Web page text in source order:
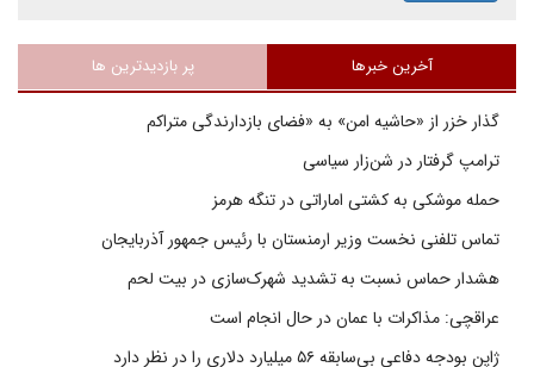
آخرین خبرها پر بازدیدترین ها
گذار خزر از «حاشیه امن» به «فضای بازدارندگی متراکم
ترامپ گرفتار در شن‌زار سیاسی
حمله موشکی به کشتی اماراتی در تنگه هرمز
تماس تلفنی نخست وزیر ارمنستان با رئیس جمهور آذربایجان
هشدار حماس نسبت به تشدید شهرک‌سازی در بیت‌ لحم
عراقچی: مذاکرات با عمان در حال انجام است
ژاپن بودجه دفاعی بی‌سابقه ۵۶ میلیارد دلاری را در نظر دارد